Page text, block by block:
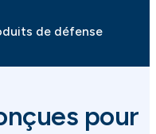
de défense
pour